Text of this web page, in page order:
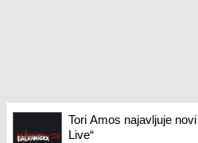
Tori Amos najavljuje
Live“